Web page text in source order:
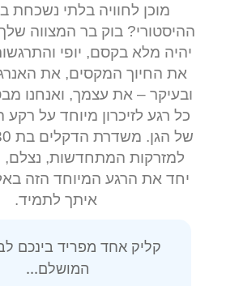
מוכן לחוויה בלתי נשכחת
ההיסטורי? בוק בר המצווה
יהיה מלא בקסם, יופי
את החיוך המקסים, את
ובעיקר – את עצמך, ואנחנו
כל רגע לזיכרון מיוחד על רקע
למזרקות המתחדשות, נצלם,
יחד את הרגע המיוחד הזה
איתך לתמיד.
קליק אחד מפריד בינכם
המושלם...